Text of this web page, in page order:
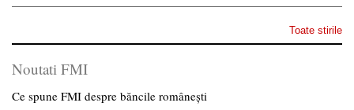
Toate stirile
Noutati FMI
Ce spune FMI despre băncile românești